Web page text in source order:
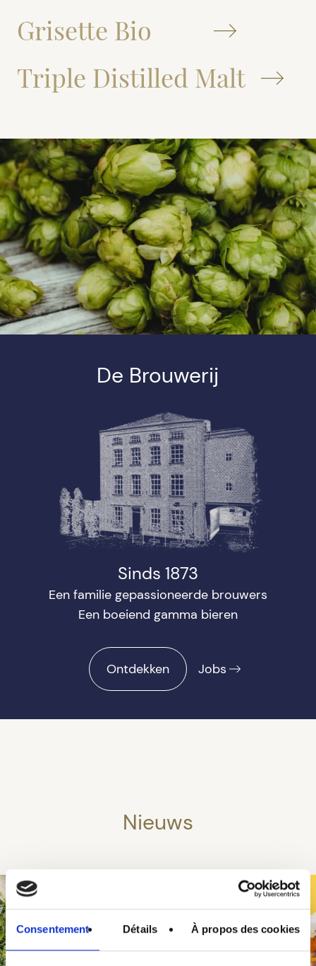
Consentement Détails À propos des cookies
Grisette Bio
Triple Distilled Malt
De Brouwerij
Sinds 1873
Een familie gepassioneerde brouwers
Een boeiend gamma bieren
Ontdekken Jobs
Nieuws